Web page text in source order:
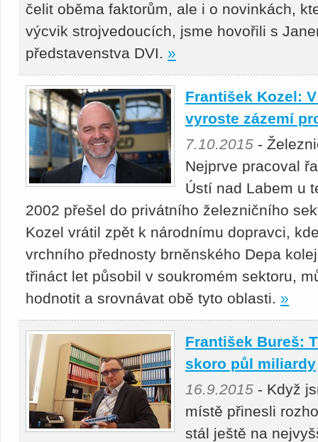
čelit oběma faktorům, ale i o novinkách,
výcvik strojvedoucích, jsme hovořili s
představenstva DVI. »
František Kozel:
vyroste zázemí
7.10.2015 -
Nejprve pracoval
Ústí nad Labem u
2002 přešel do privátního železničního
Kozel vrátil zpět k národnímu dopravci,
vrchního přednosty brněnského Depa
třináct let působil v soukromém sektoru,
hodnotit a srovnávat obě tyto oblasti. »
František Bureš:
skoro půl miliardy
16.9.2015 - Když
místě přinesli
stál ještě na